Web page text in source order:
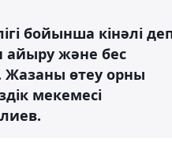
бойынша кінәлі
айыру және бес
Жазаны өтеу орны
мекемесі